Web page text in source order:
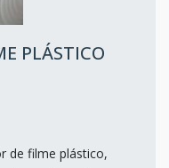
PLÁSTICO
de filme plástico,